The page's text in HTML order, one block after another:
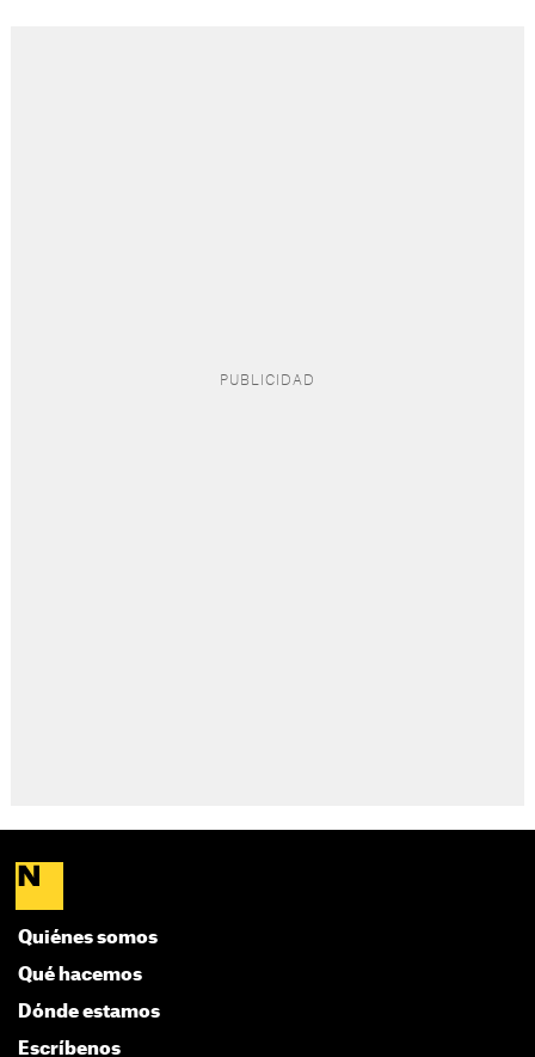
Quiénes somos
Qué hacemos
Dónde estamos
Escríbenos